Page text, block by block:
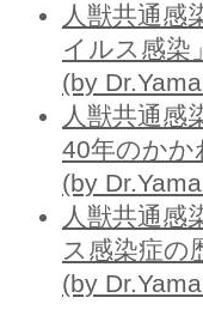
人獣共通感
イルス感染
(by
人獣共通感
40年のかか
(by
人獣共通感
ス感染症の
(by